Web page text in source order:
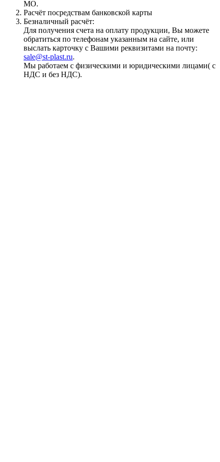
МО.
Расчёт посредствам банковской карты
Безналичный расчёт:
Для получения счета на оплату продукции, Вы можете
обратиться по телефонам указанным на сайте, или
выслать карточку с Вашими реквизитами на почту:
sale@st-plast.ru.
Мы работаем с физическими и юридическими лицами( с
НДС и без НДС).